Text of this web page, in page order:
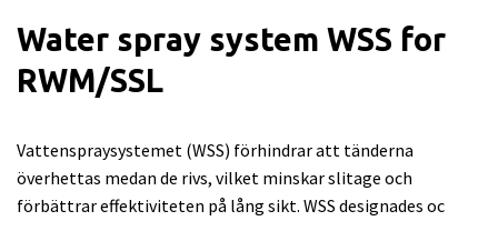
Water spray system WSS for
RWM/SSL
Vattenspraysystemet (WSS) förhindrar att tänderna
överhettas medan de rivs, vilket minskar slitage och
förbättrar effektiviteten på lång sikt. WSS designades oc